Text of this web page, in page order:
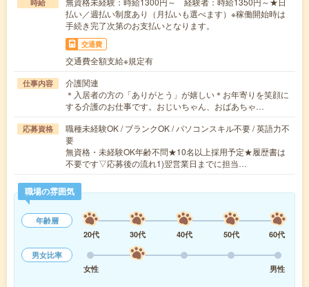
時給
払い／週払い制度あり（月払いも選べます）※稼働開始時は
手続き完了次第のお支払いとなります。
交通費
交通費全額支給※規定有
仕事内容
介護関連
＊入居者の方の「ありがとう」が嬉しい＊お年寄りを笑顔に
する介護のお仕事です。おじいちゃん、おばあちゃ…
応募資格
職種未経験OK / ブランクOK / パソコンスキル不要 / 英語力不
要
無資格・未経験OK年齢不問★10名以上採用予定★履歴書は
不要です▽応募後の流れ1)翌営業日までに担当…
職場の雰囲気
年齢層
20代
30代 40代 50代
60代
男女比率
女性
男性